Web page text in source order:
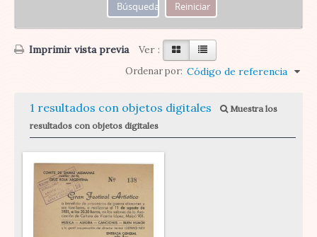
Imprimir vista previa Ver :
Ordenar por: Código de referencia
1 resultados con objetos digitales
Muestra los
resultados con objetos digitales